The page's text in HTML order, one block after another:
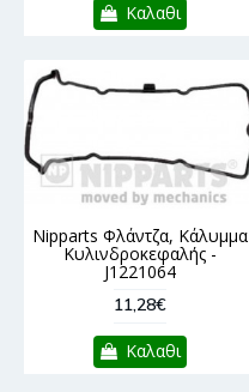
Καλαθι
Nipparts Φλάντζα, Κάλυμμα
Κυλινδροκεφαλής -
J1221064
11,28€
Καλαθι